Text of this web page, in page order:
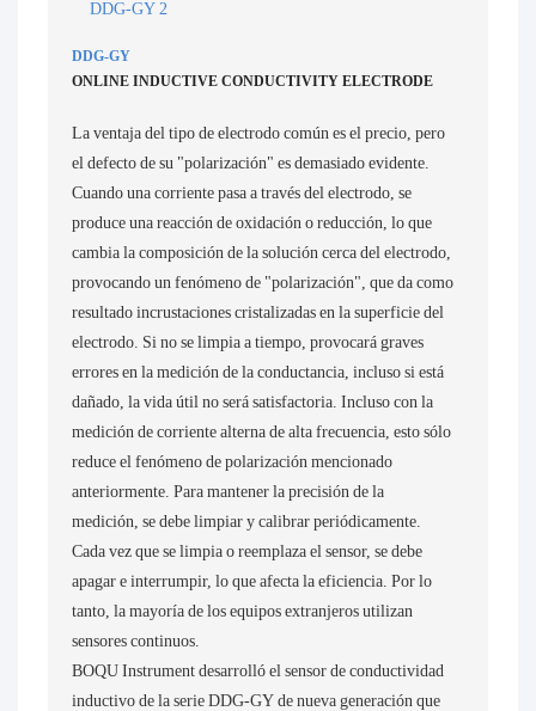
DDG-GY
ONLINE INDUCTIVE CONDUCTIVITY ELECTRODE
La ventaja del tipo de electrodo común es el precio, pero
el defecto de su "polarización" es demasiado evidente.
Cuando una corriente pasa a través del electrodo, se
produce una reacción de oxidación o reducción, lo que
cambia la composición de la solución cerca del electrodo,
provocando un fenómeno de "polarización", que da como
resultado incrustaciones cristalizadas en la superficie del
electrodo. Si no se limpia a tiempo, provocará graves
errores en la medición de la conductancia, incluso si está
dañado, la vida útil no será satisfactoria. Incluso con la
medición de corriente alterna de alta frecuencia, esto sólo
reduce el fenómeno de polarización mencionado
anteriormente. Para mantener la precisión de la
medición, se debe limpiar y calibrar periódicamente.
Cada vez que se limpia o reemplaza el sensor, se debe
apagar e interrumpir, lo que afecta la eficiencia. Por lo
tanto, la mayoría de los equipos extranjeros utilizan
sensores continuos.
BOQU Instrument desarrolló el sensor de conductividad
inductivo de la serie DDG-GY de nueva generación que